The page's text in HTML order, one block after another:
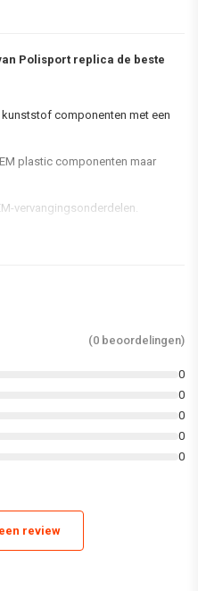
Polisport replica de beste
componenten met een
plastic componenten maar
vervangingsonderdelen.
kitdoos en individueel
Polisport omvat een
vorkbeschermers,
onze catalogus voor de exacte
(0 beoordelingen)
0
0
0
0
0
review